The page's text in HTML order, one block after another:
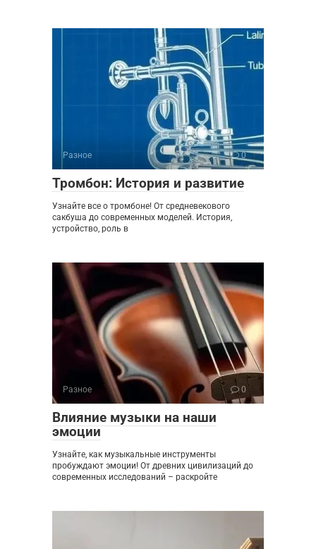
Разное 0
Тромбон: История и развитие
Узнайте все о тромбоне! От средневекового
сакбуша до современных моделей. История,
устройство, роль в
Разное 0
Влияние музыки на наши
эмоции
Узнайте, как музыкальные инструменты
пробуждают эмоции! От древних цивилизаций до
современных исследований – раскройте